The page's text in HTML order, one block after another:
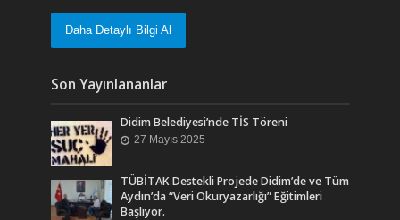
Daha Detaylı Bilgi Al
Son Yayınlananlar
Didim Belediyesi’nde TİS Töreni
27 Mayıs 2025
TÜBİTAK Destekli Projede Didim’de ve Tüm
Aydın’da “Veri Okuryazarlığı” Eğitimleri
Başlıyor.